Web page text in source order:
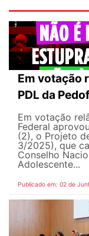
Em votação
PDL da
Em votação
Federal
(2), o Projeto
3/2025), que
Conselho
Adolescente...
Publicado em: 02 de